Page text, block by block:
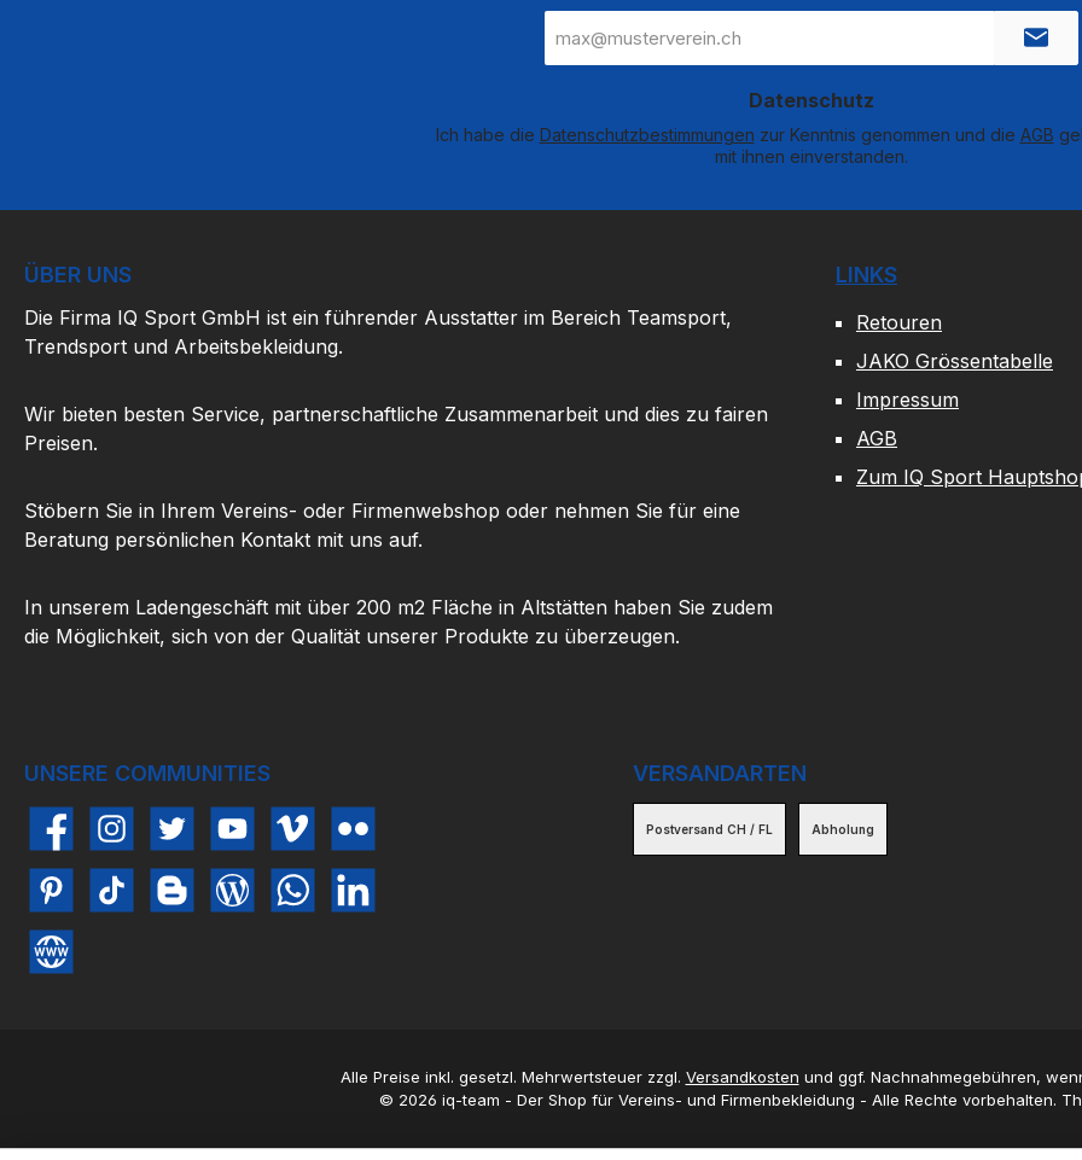
Mail-
Adresse
Datenschutz
Ich habe die Datenschutzbestimmungen zur Kenntnis genommen und die AGB
mit ihnen einverstanden.
ÜBER UNS
Die Firma IQ Sport GmbH ist ein führender Ausstatter im Bereich Teamsport,
Trendsport und Arbeitsbekleidung.
Wir bieten besten Service, partnerschaftliche Zusammenarbeit und dies zu fairen
Preisen.
Stöbern Sie in Ihrem Vereins- oder Firmenwebshop oder nehmen Sie für eine
Beratung persönlichen Kontakt mit uns auf.
In unserem Ladengeschäft mit über 200 m2 Fläche in Altstätten haben Sie zudem
die Möglichkeit, sich von der Qualität unserer Produkte zu überzeugen.
LINKS
Retouren
JAKO Grössentabelle
Impressum
AGB
Zum IQ Sport
UNSERE COMMUNITIES
FacebookInstagramTwitter YouTubeVimeo Flickr
PinterestTikTok Blogger Blog WhatsAppLinkedIn
Website
VERSANDARTEN
Postversand CH / FL Abholung
Alle Preise inkl. gesetzl. Mehrwertsteuer zzgl. Versandkosten und ggf. Nachnahmegebühren,
© 2026 iq-team - Der Shop für Vereins- und Firmenbekleidung - Alle Rechte vorbehalten.